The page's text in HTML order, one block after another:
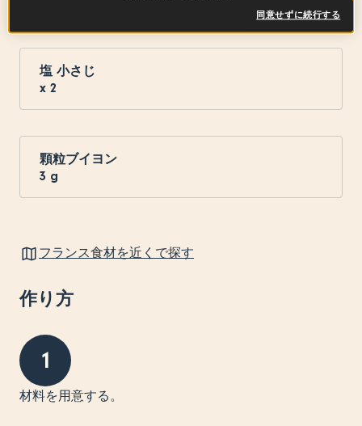
塩 小さじ
x 2
顆粒ブイヨン
3 g
フランス食材を近くで探す
作り方
1
材料を用意する。
同意せずに続行する